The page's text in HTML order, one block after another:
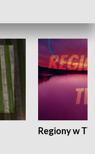
Regiony w